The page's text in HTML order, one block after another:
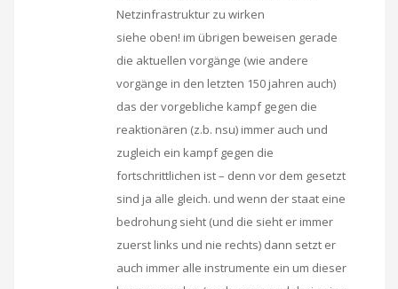
Netzinfrastruktur zu wirken
siehe oben! im übrigen beweisen gerade
die aktuellen vorgänge (wie andere
vorgänge in den letzten 150 jahren auch)
das der vorgebliche kampf gegen die
reaktionären (z.b. nsu) immer auch und
zugleich ein kampf gegen die
fortschrittlichen ist – denn vor dem gesetzt
sind ja alle gleich. und wenn der staat eine
bedrohung sieht (und die sieht er immer
zuerst links und nie rechts) dann setzt er
auch immer alle instrumente ein um dieser